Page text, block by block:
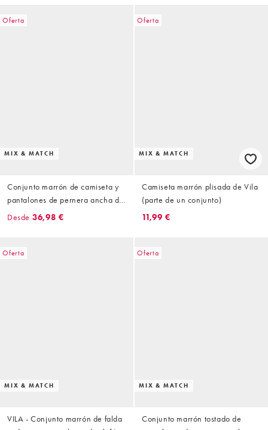
Oferta
MIX & MATCH
Conjunto marrón de camiseta y
pantalones de pernera ancha de
tejido plisado de Vila
Desde 36,98 €
Oferta
MIX & MATCH
Camiseta marrón plisada de Vila
(parte de un conjunto)
11,99 €
Oferta
MIX & MATCH
VILA - Conjunto marrón de falda
Oferta
MIX & MATCH
Conjunto marrón tostado de